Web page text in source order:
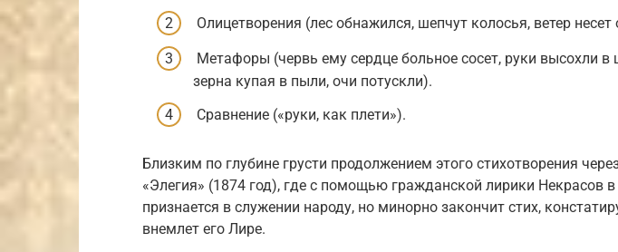
Олицетворения (лес обнажился, шепчут колосья, ветер несет
Метафоры (червь ему сердце больное сосет, руки высохли в
зерна купая в пыли, очи потускли).
Сравнение («руки, как плети»).
Близким по глубине грусти продолжением этого стихотворения
«Элегия» (1874 год), где с помощью гражданской лирики Некрасов
признается в служении народу, но минорно закончит стих,
внемлет его Лире.